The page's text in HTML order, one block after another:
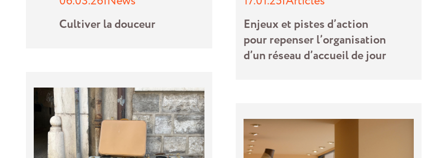
Cultiver la douceur
Enjeux et pistes d’action
pour repenser l’organisation
d’un réseau d’accueil de jour